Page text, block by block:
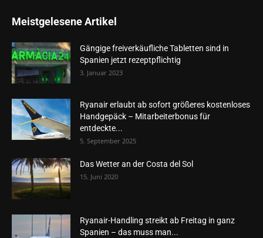
Meistgelesene Artikel
Gängige freiverkäufliche Tabletten sind in
Spanien jetzt rezeptpflichtig
3. Januar 2023
Ryanair erlaubt ab sofort größeres kostenloses
Handgepäck – Mitarbeiterbonus für
entdeckte...
5. September 2025
Das Wetter an der Costa del Sol
15. Juni 2020
Ryanair-Handling streikt ab Freitag in ganz
Spanien – das muss man...